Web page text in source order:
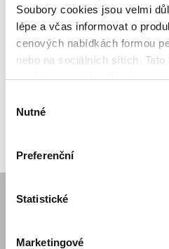
Soubory cookies jsou velmi
lépe a včas informovat o
cenových nabídkách formou
nebo na sociálních sítích.
marketingových sdělení pro
souhlasu
Nutné
Preferenční
Statistické
Marketingové
každého nákupu s
zvýhodněním -5 % až -
Mám zájem o ukázku